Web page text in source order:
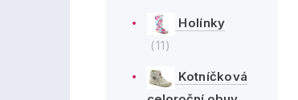
Holínky
(11)
Kotníčková